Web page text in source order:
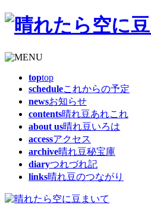
toptop
scheduleこれからの予定
newsお知らせ
contents晴れ豆あれこれ
about us晴れ豆いろは
accessアクセス
archive晴れ豆秘宝庫
diaryつれづれ記
links晴れ豆のつながり